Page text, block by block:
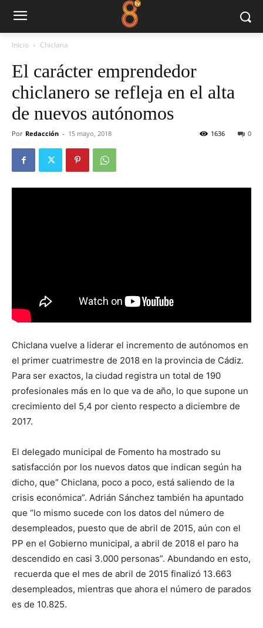
Inicio Chiclana
El carácter emprendedor
chiclanero se refleja en el alta
de nuevos autónomos
Por Redacción - 15 mayo, 2018 0
1636
Chiclana vuelve a liderar el incremento de autónomos en
el primer cuatrimestre de 2018 en la provincia de Cádiz.
Para ser exactos, la ciudad registra un total de 190
profesionales más en lo que va de año, lo que supone un
crecimiento del 5,4 por ciento respecto a diciembre de
2017.
El delegado municipal de Fomento ha mostrado su
satisfacción por los nuevos datos que indican según ha
dicho, que“ Chiclana, poco a poco, está saliendo de la
crisis económica”. Adrián Sánchez también ha apuntado
que “lo mismo sucede con los datos del número de
desempleados, puesto que de abril de 2015, aún con el
PP en el Gobierno municipal, a abril de 2018 el paro ha
descendido en casi 3.000 personas”. Abundando en esto,
recuerda que el mes de abril de 2015 finalizó 13.663
desempleados, mientras que ahora el número de parados
es de 10.825.